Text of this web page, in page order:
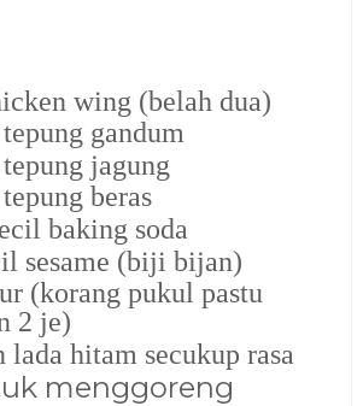
wing (belah dua)
gandum
jagung
beras
baking soda
sesame (biji bijan)
(korang pukul pastu
2 je)
lada hitam secukup rasa
menggoreng